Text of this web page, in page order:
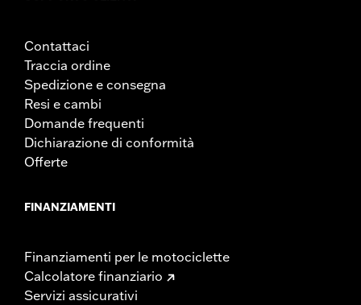
verificare che gli specchietti forniscano al guidatore una
Contattaci
Traccia ordine
Spedizione e consegna
Resi e cambi
Domande frequenti
Dichiarazione di conformità
Offerte
FINANZIAMENTI
Finanziamenti per le motociclette
Calcolatore finanziario
Servizi assicurativi